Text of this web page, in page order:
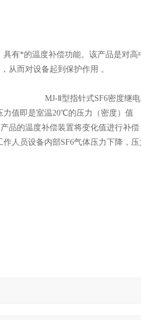
有*的温度补偿功能。该产品是对
从而对设备起到保护作用 。
是以SF6
力值即是室温20℃的压力（密度）值
品的温度补偿装置将变化值进行补偿
人员设备内部SF6气体压力下降，压